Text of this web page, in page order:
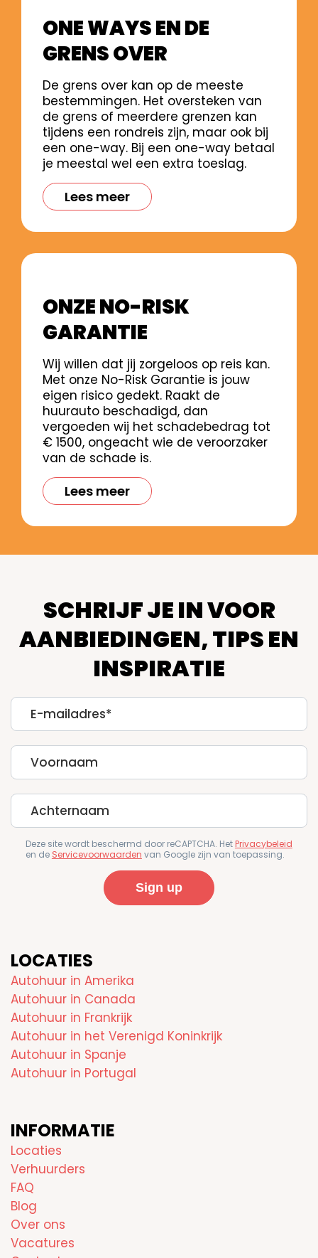
ONE WAYS EN DE
GRENS OVER
De grens over kan op de meeste
bestemmingen. Het oversteken van
de grens of meerdere grenzen kan
tijdens een rondreis zijn, maar ook bij
een one-way. Bij een one-way betaal
je meestal wel een extra toeslag.
Lees meer
ONZE NO-RISK
GARANTIE
Wij willen dat jij zorgeloos op reis kan.
Met onze No-Risk Garantie is jouw
eigen risico gedekt. Raakt de
huurauto beschadigd, dan
vergoeden wij het schadebedrag tot
€ 1500, ongeacht wie de veroorzaker
van de schade is.
Lees meer
SCHRIJF JE IN VOOR
AANBIEDINGEN, TIPS EN
INSPIRATIE
E-
mailadres
First
Name
Last
Name
Deze site wordt beschermd door reCAPTCHA. HetPrivacybeleid
en de Servicevoorwaarden van Google zijn van toepassing.
LOCATIES
Autohuur in Amerika
Autohuur in Canada
Autohuur in Frankrijk
Autohuur in het Verenigd Koninkrijk
Autohuur in Spanje
Autohuur in Portugal
INFORMATIE
Locaties
Verhuurders
FAQ
Blog
Over ons
Vacatures